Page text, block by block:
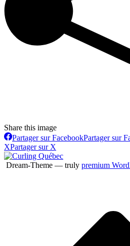
Share this image
Partager sur FacebookPartager sur
XPartager sur X
Dream-Theme — truly premium